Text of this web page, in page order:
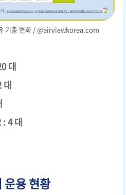
기종 변화 / @airviewkorea.com
대
대
: 4 대
운용 현황